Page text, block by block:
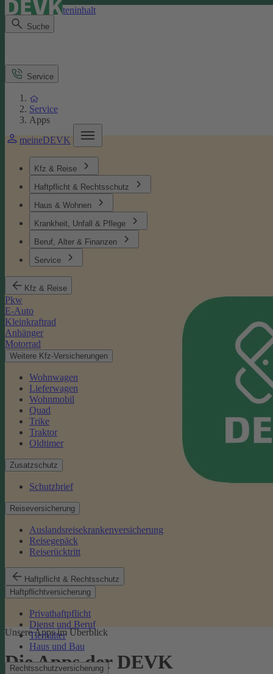
Direkt zum Seiteninhalt
Suche
meineDEVK
Kfz & Reise
Haftpflicht & Rechtsschutz
Haus & Wohnen
Krankheit, Unfall & Pflege
Beruf, Alter & Finanzen
Service
Kfz & Reise
Pkw
E-Auto
Kleinkraftrad
Anhänger
Motorrad
Weitere Kfz-Versicherungen
Wohnwagen
Lieferwagen
Wohnmobil
Quad
Trike
Traktor
Oldtimer
Zusatzschutz
Schutzbrief
Reiseversicherung
Auslandsreisekrankenversicherung
Reisegepäck
Reiserücktritt
Haftpflicht & Rechtsschutz
Haftpflichtversicherung
Privathaftpflicht
Dienst und Beruf
Tierhalter
Haus und Bau
Rechtsschutzversicherung
Service
Service
Apps
Unsere Apps im Überblick
Die Apps der DEVK